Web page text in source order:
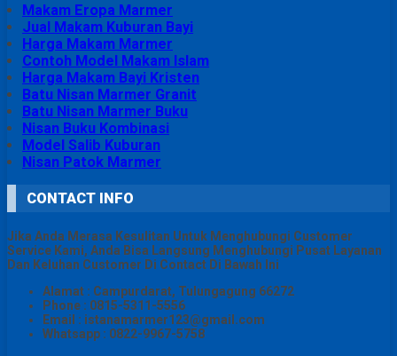
Makam Eropa Marmer
Jual Makam Kuburan Bayi
Harga Makam Marmer
Contoh Model Makam Islam
Harga Makam Bayi Kristen
Batu Nisan Marmer Granit
Batu Nisan Marmer Buku
Nisan Buku Kombinasi
Model Salib Kuburan
Nisan Patok Marmer
CONTACT INFO
Jika Anda Merasa Kesulitan Untuk Menghubungi Customer
Service Kami, Anda Bisa Langsung Menghubungi Pusat Layanan
Dan Keluhan Customer Di Contact Di Bawah Ini
Alamat : Campurdarat, Tulungagung 66272
Phone : 0815-5311-5556
Email : istanamarmer123@gmail.com
Whatsapp : 0822-9967-5758